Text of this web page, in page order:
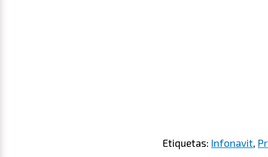
Etiquetas: Infonavit